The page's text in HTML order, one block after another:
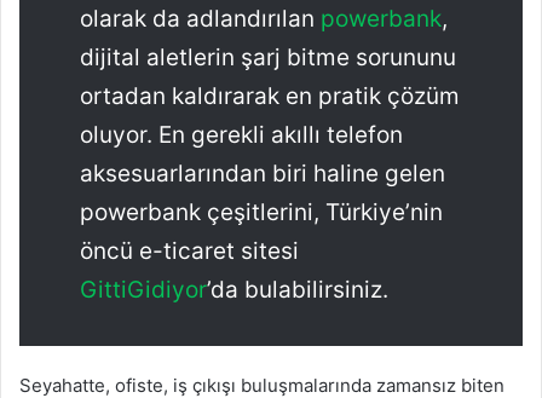
olarak da adlandırılan powerbank,
dijital aletlerin şarj bitme sorununu
ortadan kaldırarak en pratik çözüm
oluyor. En gerekli akıllı telefon
aksesuarlarından biri haline gelen
powerbank çeşitlerini, Türkiye’nin
öncü e-ticaret sitesi
GittiGidiyor’da bulabilirsiniz.
Seyahatte, ofiste, iş çıkışı buluşmalarında zamansız biten